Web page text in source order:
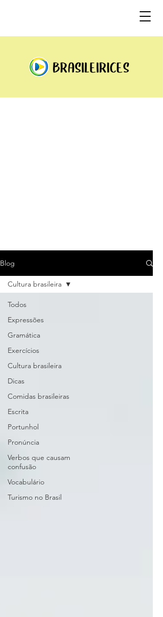
Blog
Todos
Expressões
Gramática
Exercícios
Cultura brasileira
Dicas
Comidas brasileiras
Escrita
Portunhol
Pronúncia
Verbos que causam
confusão
Vocabulário
Turismo no Brasil
Cultura brasileira